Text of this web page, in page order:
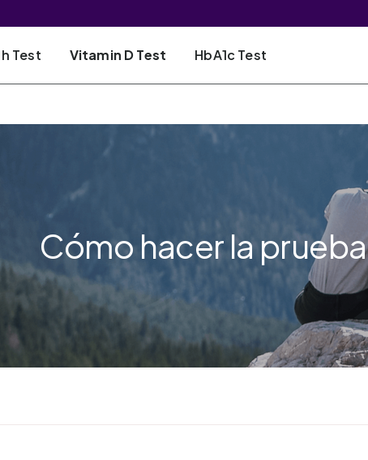
Test Vitamin D Test HbA1c Test
Cómo hacer la prueba